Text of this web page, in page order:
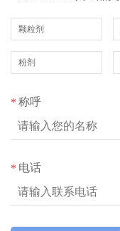
颗粒剂
粉剂
* 称呼
* 电话